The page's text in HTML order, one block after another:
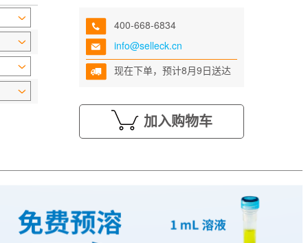
400-668-6834
info@selleck.cn
现在下单，预计8月9日送达
加入购物车